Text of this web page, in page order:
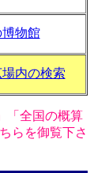
物館
内の検索
「全国の概算
らを御覧下さ